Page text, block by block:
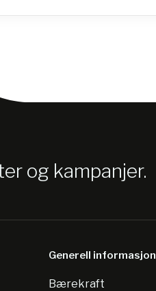
og kampanjer.
Generell informasjon
Bærekraft